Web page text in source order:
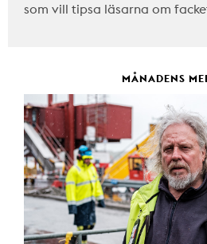
som vill tipsa läsarna om
MÅNADENS